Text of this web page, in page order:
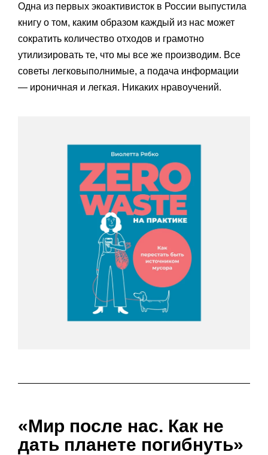
Одна из первых экоактивисток в России выпустила
книгу о том, каким образом каждый из нас может
сократить количество отходов и грамотно
утилизировать те, что мы все же производим. Все
советы легковыполнимые, а подача информации
— ироничная и легкая. Никаких нравоучений.
«Мир после нас. Как не
дать планете погибнуть»